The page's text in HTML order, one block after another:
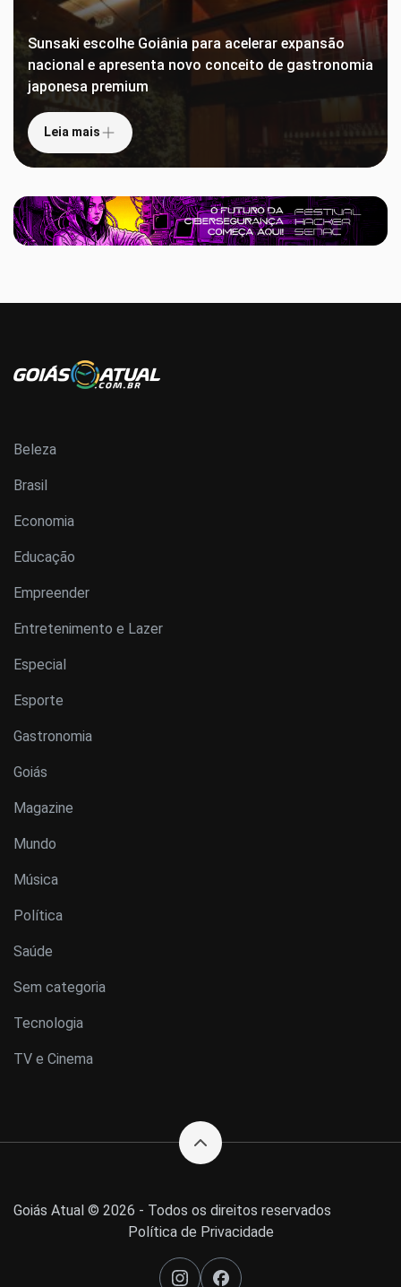
Sunsaki escolhe Goiânia para acelerar expansão
nacional e apresenta novo conceito de gastronomia
japonesa premium
Leia mais
Beleza
Brasil
Economia
Educação
Empreender
Entretenimento e Lazer
Especial
Esporte
Gastronomia
Goiás
Magazine
Mundo
Música
Política
Saúde
Sem categoria
Tecnologia
TV e Cinema
Goiás Atual © 2026 - Todos os direitos reservados
Política de Privacidade